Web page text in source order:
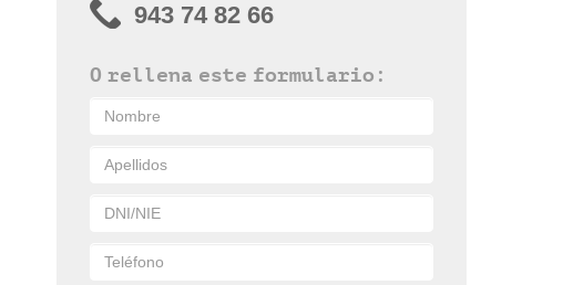
943 74 82 66
O rellena este formulario: